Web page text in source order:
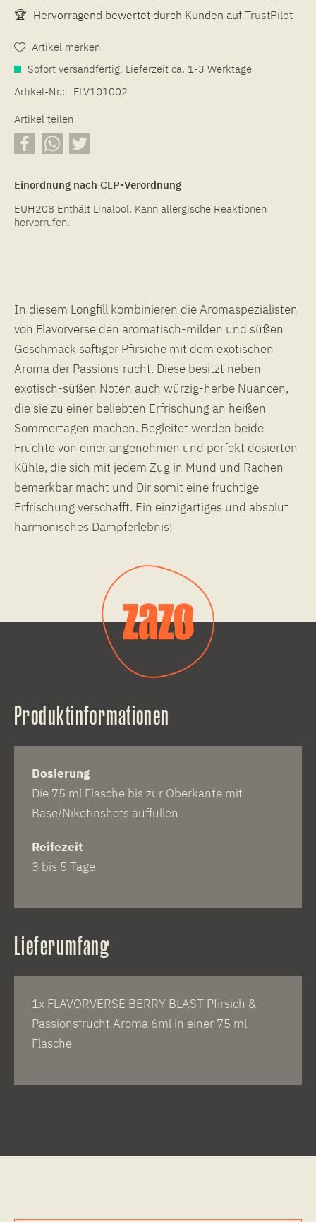
🏆 Hervorragend bewertet durch Kunden auf TrustPilot
Artikel merken
Sofort versandfertig, Lieferzeit ca. 1-3 Werktage
Artikel-Nr.:
FLV101002
Artikel teilen
Einordnung nach CLP-Verordnung
EUH208 Enthält Linalool. Kann allergische Reaktionen
hervorrufen.
In diesem Longfill kombinieren die Aromaspezialisten
von Flavorverse den aromatisch-milden und süßen
Geschmack saftiger Pfirsiche mit dem exotischen
Aroma der Passionsfrucht. Diese besitzt neben
exotisch-süßen Noten auch würzig-herbe Nuancen,
die sie zu einer beliebten Erfrischung an heißen
Sommertagen machen. Begleitet werden beide
Früchte von einer angenehmen und perfekt dosierten
Kühle, die sich mit jedem Zug in Mund und Rachen
bemerkbar macht und Dir somit eine fruchtige
Erfrischung verschafft. Ein einzigartiges und absolut
harmonisches Dampferlebnis!
Produktinformationen
Dosierung
Die 75 ml Flasche bis zur Oberkante mit
Base/Nikotinshots auffüllen
Reifezeit
3 bis 5 Tage
Lieferumfang
1x FLAVORVERSE BERRY BLAST Pfirsich &
Passionsfrucht Aroma 6ml in einer 75 ml
Flasche